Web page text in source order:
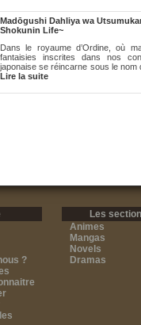
Madōgushi Dahliya wa
Shokunin Life~
Dans le royaume d’Ordine, où
fantaisies inscrites dans nos
japonaise se réincarne sous le nom
Lire la suite
?
Les
Animes
Mangas
Novels
Dramas